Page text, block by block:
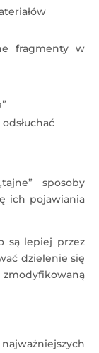
fragmenty w
sposoby
ich pojawiania
są lepiej przez
dzielenie się